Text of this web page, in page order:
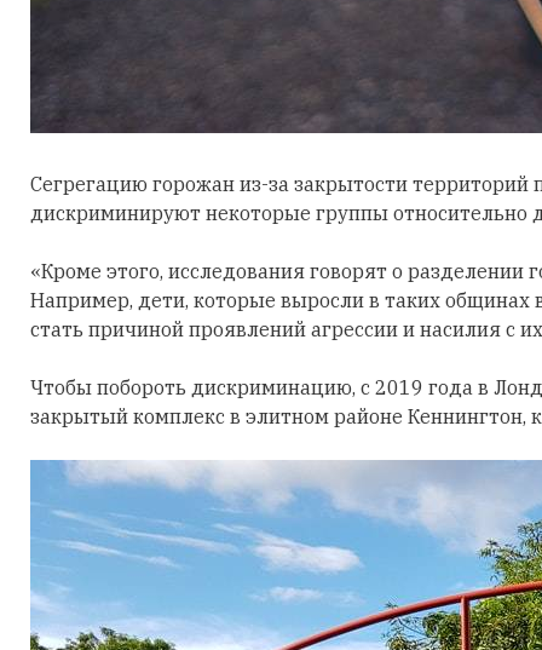
Сегрегацию горожан из-за закрытости
дискриминируют некоторые группы относительно
«Кроме этого, исследования говорят о разделении
Например, дети, которые выросли в таких
стать причиной проявлений агрессии и насилия с
Чтобы побороть дискриминацию, с 2019 года в
закрытый комплекс в элитном районе Кеннингтон,